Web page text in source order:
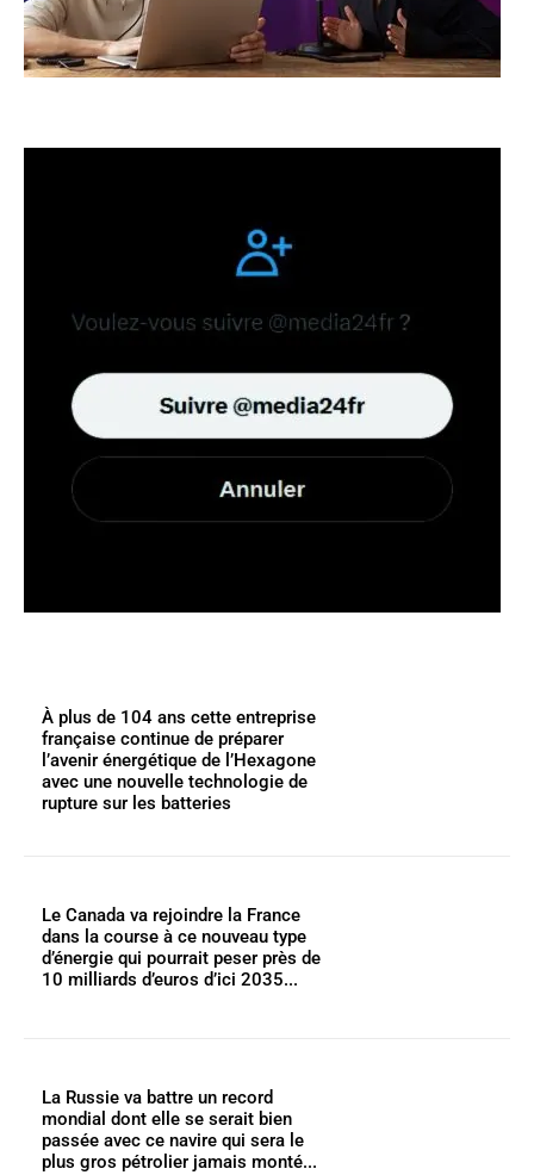
À plus de 104 ans cette entreprise
française continue de préparer
l’avenir énergétique de l’Hexagone
avec une nouvelle technologie de
rupture sur les batteries
Le Canada va rejoindre la France
dans la course à ce nouveau type
d’énergie qui pourrait peser près de
10 milliards d’euros d’ici 2035...
La Russie va battre un record
mondial dont elle se serait bien
passée avec ce navire qui sera le
plus gros pétrolier jamais monté...